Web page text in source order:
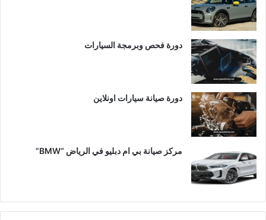
دورة فحص وبرمجة السيارات
دورة صيانة سيارات اونلاين
مركز صيانة بي ام دبليو في الرياض “BMW”